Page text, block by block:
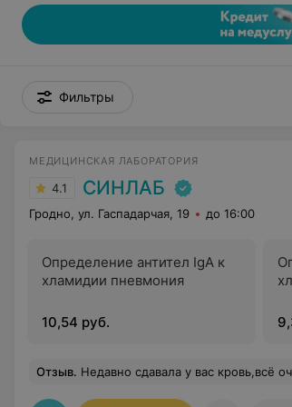
Фильтры
МЕДИЦИНСКАЯ ЛАБОРАТОРИЯ
4.1 СИНЛАБ
Гродно, ул. Гаспадарчая, 19 до 16:00
Определение антител IgA к
хламидии пневмония
10,54 руб.
Отзыв. Недавно сдавала у вас кровь,всё очень понравилось,приятный